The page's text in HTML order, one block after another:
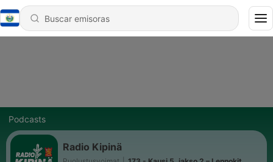
Podcasts
Radio Kipinä